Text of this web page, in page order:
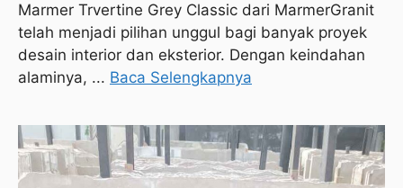
Marmer Trvertine Grey Classic dari MarmerGranit
telah menjadi pilihan unggul bagi banyak proyek
desain interior dan eksterior. Dengan keindahan
alaminya, ... Baca Selengkapnya